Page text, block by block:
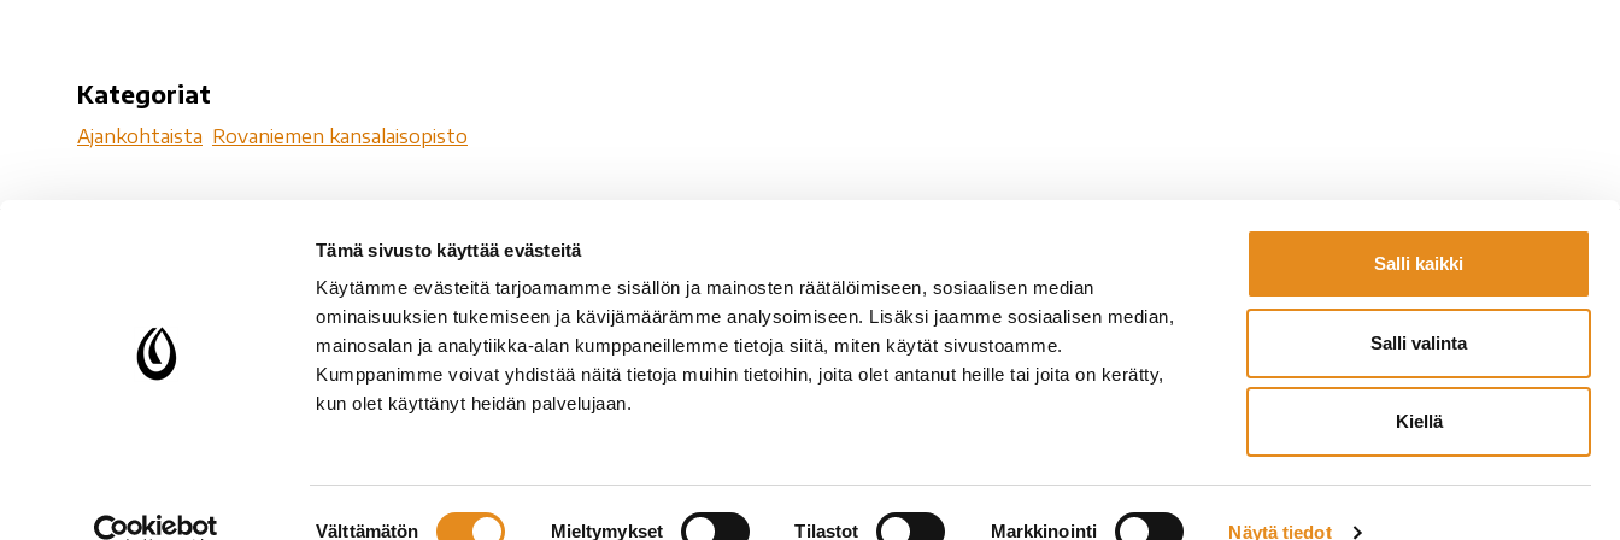
Tämä sivusto käyttää evästeitä
Käytämme evästeitä tarjoamamme sisällön ja mainosten räätälöimiseen, sosiaalisen median
ominaisuuksien tukemiseen ja kävijämäärämme analysoimiseen. Lisäksi jaamme sosiaalisen median,
mainosalan ja analytiikka-alan kumppaneillemme tietoja siitä, miten käytät sivustoamme.
Kumppanimme voivat yhdistää näitä tietoja muihin tietoihin, joita olet antanut heille tai joita on kerätty,
kun olet käyttänyt heidän palvelujaan.
Välttämätön Mieltymykset Tilastot Markkinointi Näytä tiedot
Salli kaikki
Salli valinta
Kiellä
Kategoriat
Ajankohtaista Rovaniemen kansalaisopisto
Rovalan Setlementti ry
Rovala 5
96100 Rovaniemi
Y-tunnus: 0210668-5
Sähköpostit
etunimi.sukunimi@rovala.fi
rovala-opisto@rovala.fi
kansalaisopisto@rovala.fi
Laskutustiedot